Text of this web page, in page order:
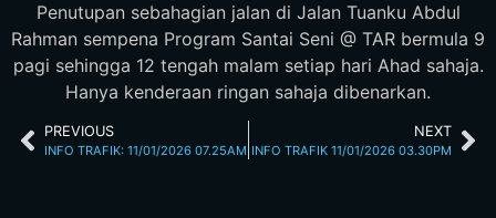
Penutupan sebahagian jalan di Jalan Tuanku Abdul
Rahman sempena Program Santai Seni @ TAR bermula 9
pagi sehingga 12 tengah malam setiap hari Ahad sahaja.
Hanya kenderaan ringan sahaja dibenarkan.
PREVIOUS
INFO TRAFIK: 11/01/2026 07.25AM
NEXT
INFO TRAFIK 11/01/2026 03.30PM